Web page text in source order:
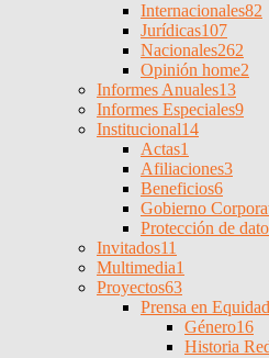
Internacionales82
Jurídicas107
Nacionales262
Opinión home2
Informes Anuales13
Informes Especiales9
Institucional14
Actas1
Afiliaciones3
Beneficios6
Gobierno
Protección de
Invitados11
Multimedia1
Proyectos63
Prensa en Equidad
Género16
Historia